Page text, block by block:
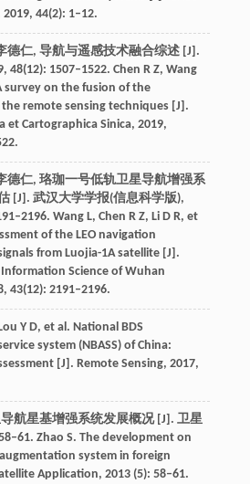
44(2): 1–12.
德仁, 导航与遥感技术融合综述 [J].
48(12): 1507–1522. Chen R Z, Wang
survey on the fusion of the
remote sensing techniques [J].
et Cartographica Sinica, 2019,
德仁, 珞珈一号低轨卫星导航增强系
[J]. 武汉大学学报(信息科学版),
Wang L, Chen R Z, Li D R, et
of the LEO navigation
from Luojia-1A satellite [J].
Science of Wuhan
43(12): 2191–2196.
Y D, et al. National BDS
system (NBASS) of China:
[J]. Remote Sensing, 2017,
航星基增强系统发展概况 [J]. 卫星
Zhao S. The development on
system in foreign
Application, 2013 (5): 58–61.